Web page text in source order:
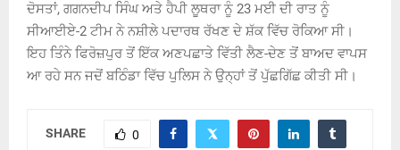
ਦੋਸਤਾਂ, ਗਗਨਦੀਪ ਸਿੰਘ ਅਤੇ ਹੈਪੀ ਲੂਥਰਾ ਨੂੰ 23 ਮਈ ਦੀ ਰਾਤ ਨੂੰ
ਸੀਆਈਏ-2 ਟੀਮ ਨੇ ਨਸ਼ੀਲੇ ਪਦਾਰਥ ਰੱਖਣ ਦੇ ਸ਼ੱਕ ਵਿੱਚ ਰੋਕਿਆ ਸੀ।
ਇਹ ਤਿੰਨੇ ਫਿਰੋਜ਼ਪੁਰ ਤੋਂ ਇੱਕ ਅਣਪਛਾਤੇ ਵਿੱਤੀ ਲੈਣ-ਦੇਣ ਤੋਂ ਬਾਅਦ ਵਾਪਸ
ਆ ਰਹੇ ਸਨ ਜਦੋਂ ਬਠਿੰਡਾ ਵਿੱਚ ਪੁਲਿਸ ਨੇ ਉਨ੍ਹਾਂ ਤੋਂ ਪੁੱਛਗਿੱਛ ਕੀਤੀ ਸੀ।
SHARE 0